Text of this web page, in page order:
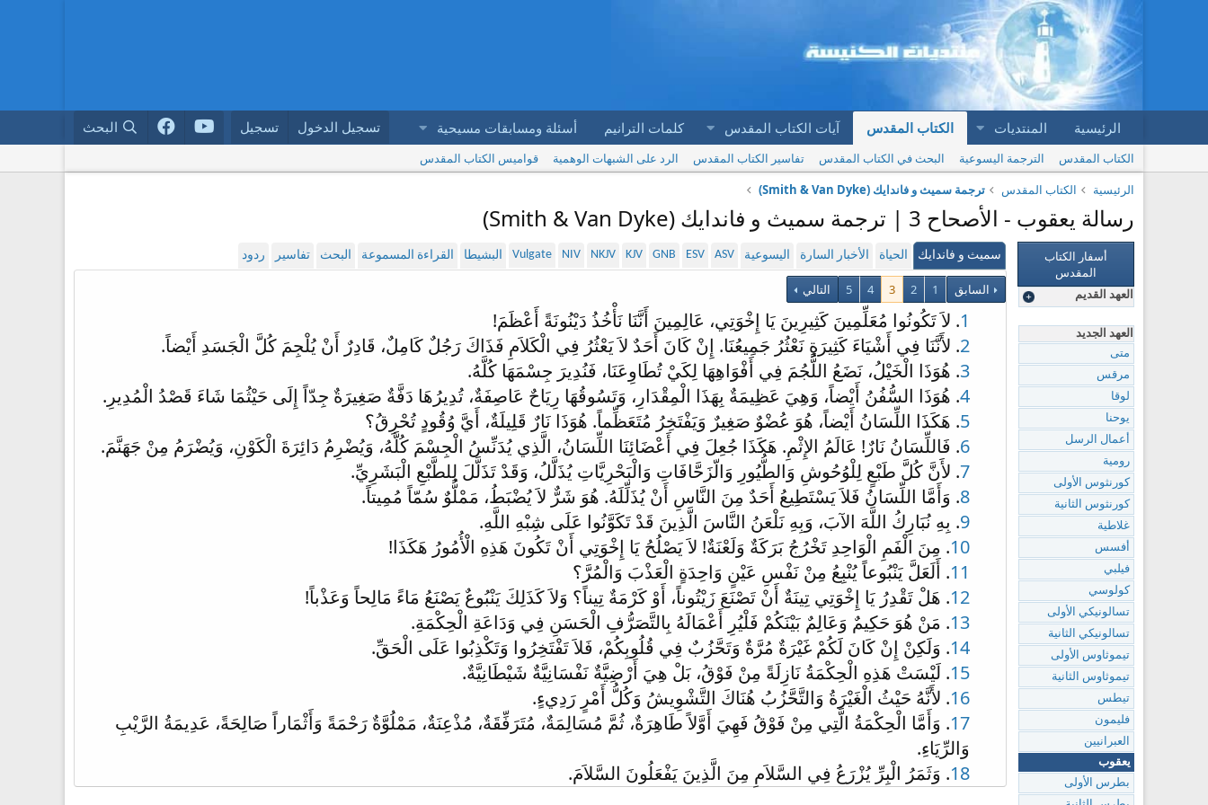
الرئيسية المنتديات الكتاب المقدس آيات الكتاب المقدس كلمات الترانيم أسئلة ومسابقات مسيحية تسجيل الدخول تسجيل البحث
الكتاب المقدس الترجمة اليسوعية البحث في الكتاب المقدس تفاسير الكتاب المقدس الرد على الشبهات الوهمية
قواميس الكتاب المقدس
الرئيسية
الكتاب المقدس ترجمة سميث و فاندايك (Smith & Van Dyke)
رسالة يعقوب - الأصحاح 3 | ترجمة سميث و فاندايك (Smith & Van Dyke)
سميث و فاندايك الحياة الأخبار السارة اليسوعية ASV
ESV
GNB
KJV
NKJV
NIV
Vulgate البشيطا القراءة المسموعة البحث تفاسير ردود
السابق 1
2
3
4
5 التالي
1. لاَ تَكُونُوا مُعَلِّمِينَ كَثِيرِينَ يَا إِخْوَتِي، عَالِمِينَ أَنَّنَا نَأْخُذُ دَيْنُونَةً أَعْظَمَ!
2. لأَنَّنَا فِي أَشْيَاءَ كَثِيرَةٍ نَعْثُرُ جَمِيعُنَا. إِنْ كَانَ أَحَدٌ لاَ يَعْثُرُ فِي الْكَلاَمِ فَذَاكَ رَجُلٌ كَامِلٌ، قَادِرٌ أَنْ يُلْجِمَ كُلَّ الْجَسَدِ أَيْضاً.
3. هُوَذَا الْخَيْلُ، نَضَعُ اللُّجُمَ فِي أَفْوَاهِهَا لِكَيْ تُطَاوِعَنَا، فَنُدِيرَ جِسْمَهَا كُلَّهُ.
4. هُوَذَا السُّفُنُ أَيْضاً، وَهِيَ عَظِيمَةٌ بِهَذَا الْمِقْدَارِ، وَتَسُوقُهَا رِيَاحٌ عَاصِفَةٌ، تُدِيرُهَا دَفَّةٌ صَغِيرَةٌ جِدّاً إِلَى حَيْثُمَا شَاءَ قَصْدُ الْمُدِيرِ.
5. هَكَذَا اللِّسَانُ أَيْضاً، هُوَ عُضْوٌ صَغِيرٌ وَيَفْتَخِرُ مُتَعَظِّماً. هُوَذَا نَارٌ قَلِيلَةٌ، أَيَّ وُقُودٍ تُحْرِقُ؟
6. فَاللِّسَانُ نَارٌ! عَالَمُ الإِثْمِ. هَكَذَا جُعِلَ فِي أَعْضَائِنَا اللِّسَانُ، الَّذِي يُدَنِّسُ الْجِسْمَ كُلَّهُ، وَيُضْرِمُ دَائِرَةَ الْكَوْنِ، وَيُضْرَمُ مِنْ جَهَنَّمَ.
7. لأَنَّ كُلَّ طَبْعٍ لِلْوُحُوشِ وَالطُّيُورِ وَالّزَحَّافَاتِ وَالْبَحْرِيَّاتِ يُذَلَّلُ، وَقَدْ تَذَلَّلَ لِلطَّبْعِ الْبَشَرِيِّ.
8. وَأَمَّا اللِّسَانُ فَلاَ يَسْتَطِيعُ أَحَدٌ مِنَ النَّاسِ أَنْ يُذَلِّلَهُ. هُوَ شَرٌّ لاَ يُضْبَطُ، مَمْلُّوٌ سُمّاً مُمِيتاً.
9. بِهِ نُبَارِكُ اللَّهَ الآبَ، وَبِهِ نَلْعَنُ النَّاسَ الَّذِينَ قَدْ تَكَوَّنُوا عَلَى شِبْهِ اللَّهِ.
10. مِنَ الْفَمِ الْوَاحِدِ تَخْرُجُ بَرَكَةٌ وَلَعْنَةٌ! لاَ يَصْلُحُ يَا إِخْوَتِي أَنْ تَكُونَ هَذِهِ الْأُمُورُ هَكَذَا!
11. أَلَعَلَّ يَنْبُوعاً يُنْبِعُ مِنْ نَفْسِ عَيْنٍ وَاحِدَةٍ الْعَذْبَ وَالْمُرَّ؟
12. هَلْ تَقْدِرُ يَا إِخْوَتِي تِينَةٌ أَنْ تَصْنَعَ زَيْتُوناً، أَوْ كَرْمَةٌ تِيناً؟ وَلاَ كَذَلِكَ يَنْبُوعٌ يَصْنَعُ مَاءً مَالِحاً وَعَذْباً!
13. مَنْ هُوَ حَكِيمٌ وَعَالِمٌ بَيْنَكُمْ فَلْيُرِ أَعْمَالَهُ بِالتَّصَرُّفِ الْحَسَنِ فِي وَدَاعَةِ الْحِكْمَةِ.
14. وَلَكِنْ إِنْ كَانَ لَكُمْ غَيْرَةٌ مُرَّةٌ وَتَحَّزُبٌ فِي قُلُوبِكُمْ، فَلاَ تَفْتَخِرُوا وَتَكْذِبُوا عَلَى الْحَقِّ.
15. لَيْسَتْ هَذِهِ الْحِكْمَةُ نَازِلَةً مِنْ فَوْقُ، بَلْ هِيَ أَرْضِيَّةٌ نَفْسَانِيَّةٌ شَيْطَانِيَّةٌ.
16. لأَنَّهُ حَيْثُ الْغَيْرَةُ وَالتَّحَّزُبُ هُنَاكَ التَّشْوِيشُ وَكُلُّ أَمْرٍ رَدِيءٍ.
17. وَأَمَّا الْحِكْمَةُ الَّتِي مِنْ فَوْقُ فَهِيَ أَوَّلاً طَاهِرَةٌ، ثُمَّ مُسَالِمَةٌ، مُتَرَفِّقَةٌ، مُذْعِنَةٌ، مَمْلُوَّةٌ رَحْمَةً وَأَثْمَاراً صَالِحَةً، عَدِيمَةُ الرَّيْبِ
وَالرِّيَاءِ.
18. وَثَمَرُ الْبِرِّ يُزْرَعُ فِي السَّلاَمِ مِنَ الَّذِينَ يَفْعَلُونَ السَّلاَمَ.
أسفار الكتاب
المقدس
العهد القديم
العهد الجديد
متى
مرقس
لوقا
يوحنا
أعمال الرسل
رومية
كورنثوس الأولى
كورنثوس الثانية
غلاطية
أفسس
فيلبي
كولوسي
تسالونيكي الأولى
تسالونيكي الثانية
تيموثاوس الأولى
تيموثاوس الثانية
تيطس
فليمون
العبرانيين
يعقوب
بطرس الأولى